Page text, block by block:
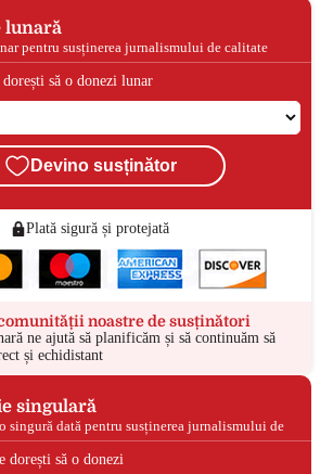
lunară
pentru susținerea jurnalismului de calitate
să o donezi lunar
Devino susținător
Plată sigură și protejată
noastre de susținători
ne ajută să planificăm și să continuăm să
și echidistant
singulară
singură dată pentru susținerea jurnalismului de
dorești să o donezi